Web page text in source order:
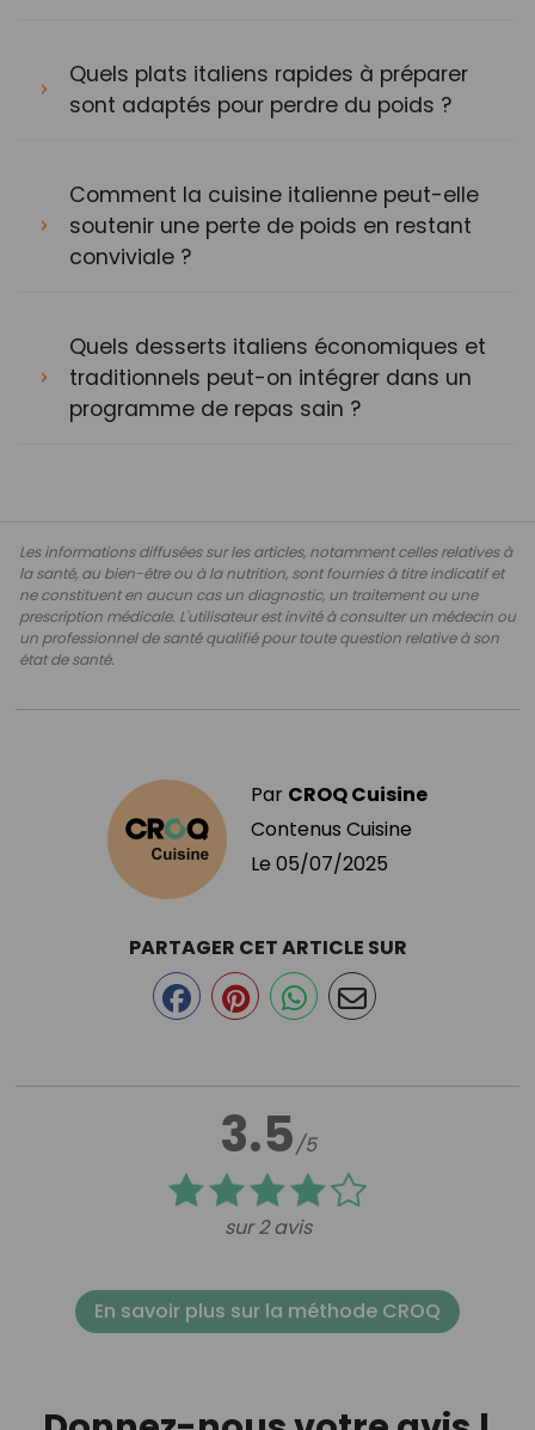
Quels plats italiens rapides à préparer
sont adaptés pour perdre du poids ?
Comment la cuisine italienne peut-elle
soutenir une perte de poids en restant
conviviale ?
Quels desserts italiens économiques et
traditionnels peut-on intégrer dans un
programme de repas sain ?
Les informations diffusées sur les articles, notamment celles relatives à
la santé, au bien-être ou à la nutrition, sont fournies à titre indicatif et
ne constituent en aucun cas un diagnostic, un traitement ou une
prescription médicale. L'utilisateur est invité à consulter un médecin ou
un professionnel de santé qualifié pour toute question relative à son
état de santé.
Par CROQ Cuisine
Contenus Cuisine
Le 05/07/2025
3.5/5
sur 2 avis
PARTAGER CET ARTICLE SUR
En savoir plus sur la méthode CROQ